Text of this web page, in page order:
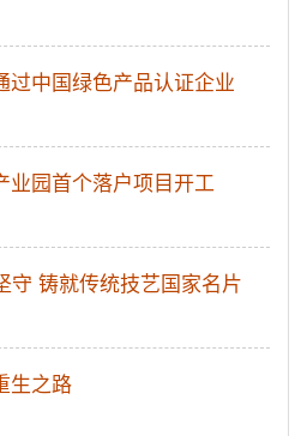
过中国绿色产品认证企业
业园首个落户项目开工
守 铸就传统技艺国家名片
生之路